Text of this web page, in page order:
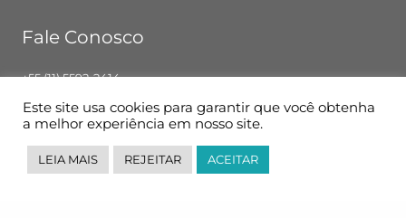
Fale Conosco
+55 (11) 5592-2414
Segunda – Sexta: 8h00 – 18h00
Siga-nos
Este site usa cookies para garantir que você obtenha
a melhor experiência em nosso site.
LEIA MAIS REJEITAR ACEITAR